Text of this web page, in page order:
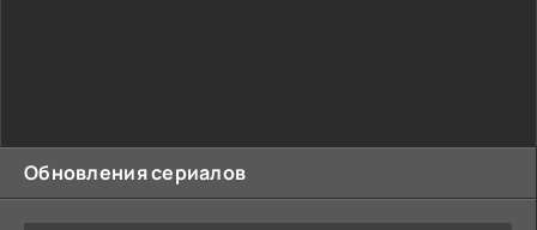
Обновления сериалов